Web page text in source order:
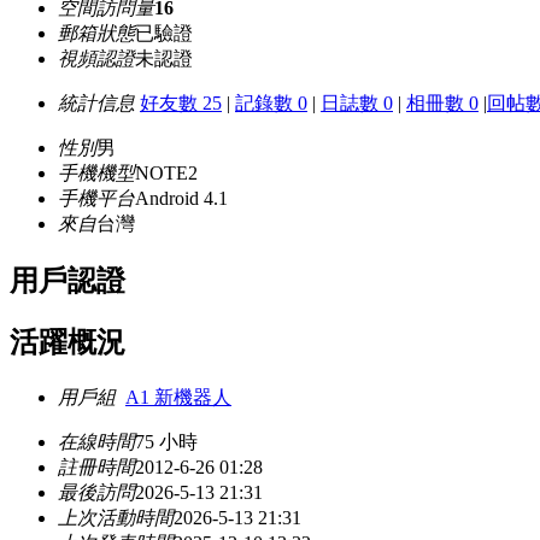
空間訪問量16
郵箱狀態已驗證
視頻認證未認證
統計信息 好友數 25 | 記錄數 0 | 日誌數 0 | 相冊數 0 |回帖
性別男
手機機型NOTE2
手機平台Android 4.1
來自台灣
用戶認證
活躍概況
用戶組 A1 新機器人
在線時間75 小時
註冊時間2012-6-26 01:28
最後訪問2026-5-13 21:31
上次活動時間2026-5-13 21:31